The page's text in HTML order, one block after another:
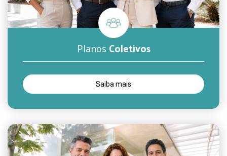
PlanosColetivos
Saiba mais